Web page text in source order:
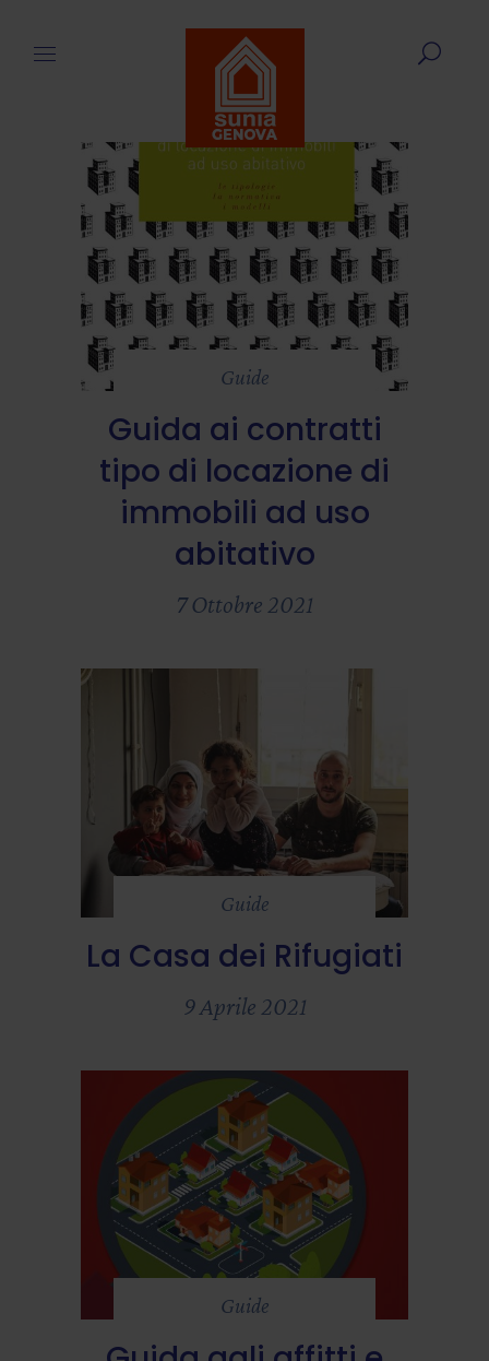
Guide
Guida ai contratti
tipo di locazione di
immobili ad uso
abitativo
7 Ottobre 2021
Guide
La Casa dei Rifugiati
9 Aprile 2021
Guide